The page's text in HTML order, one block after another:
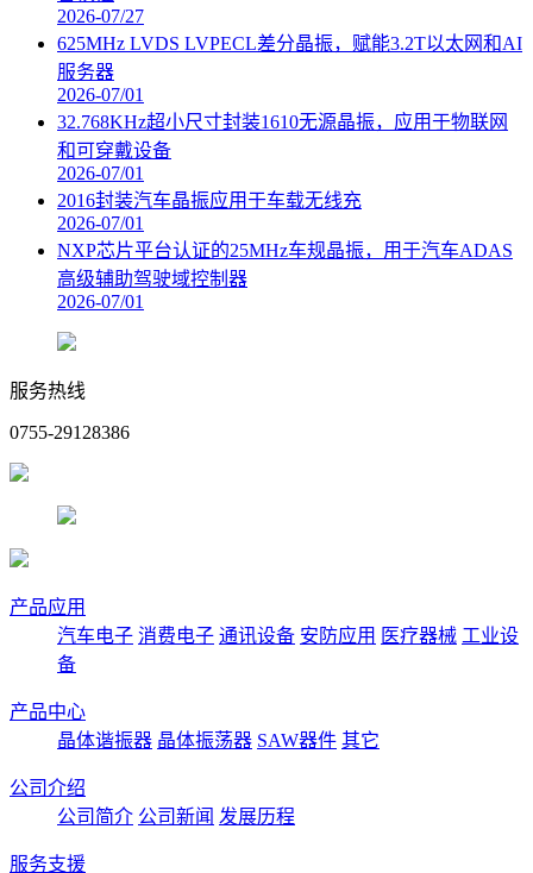
2026-07/27
625MHz LVDS LVPECL差分晶振，赋能3.2T以太网和AI
服务器
2026-07/01
32.768KHz超小尺寸封装1610无源晶振，应用于物联网
和可穿戴设备
2026-07/01
2016封装汽车晶振应用于车载无线充
2026-07/01
NXP芯片平台认证的25MHz车规晶振，用于汽车ADAS
高级辅助驾驶域控制器
2026-07/01
服务热线
0755-29128386
产品应用
汽车电子 消费电子 通讯设备 安防应用 医疗器械 工业设
备
产品中心
晶体谐振器 晶体振荡器 SAW器件 其它
公司介绍
公司简介 公司新闻 发展历程
服务支援